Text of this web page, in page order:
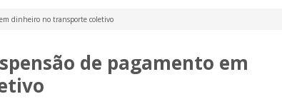
dinheiro no transporte coletivo
de pagamento em